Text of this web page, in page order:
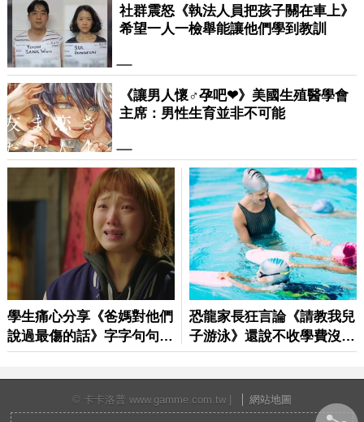
© 卡卡洛普 www.gamme.com.tw | 網站地圖